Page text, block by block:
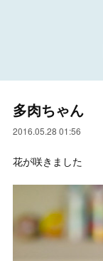
多肉ちゃん
2016.05.28 01:56
花が咲きました